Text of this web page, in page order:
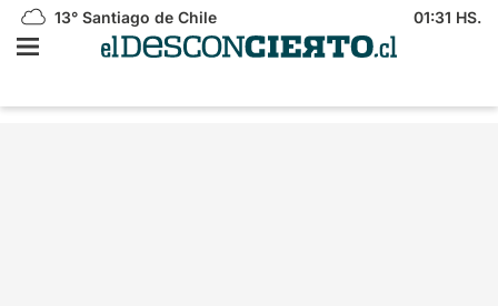
13° Santiago de Chile 01:31 HS.